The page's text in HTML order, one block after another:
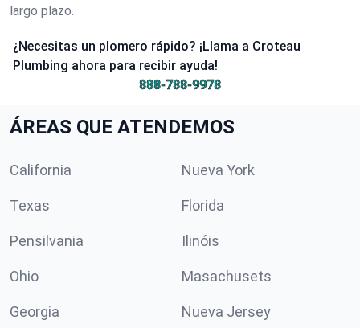
largo plazo.
¿Necesitas un plomero rápido? ¡Llama a Croteau
Plumbing ahora para recibir ayuda!
888-788-9978
ÁREAS QUE ATENDEMOS
California Nueva York
Texas Florida
Pensilvania Ilinóis
Ohio Masachusets
Georgia Nueva Jersey